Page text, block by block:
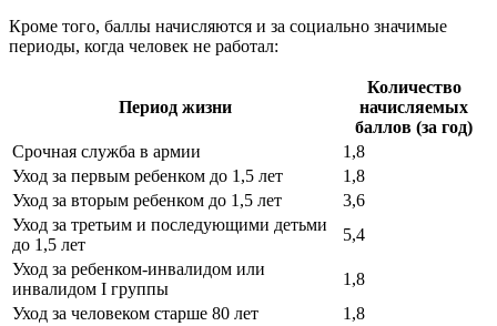
Кроме того, баллы начисляются и за социально значимые
периоды, когда человек не работал:
Период жизни
Количество
начисляемых
баллов (за год)
Срочная служба в армии
1,8
Уход за первым ребенком до 1,5 лет
1,8
Уход за вторым ребенком до 1,5 лет
3,6
Уход за третьим и последующими детьми
до 1,5 лет
5,4
Уход за ребенком-инвалидом или
инвалидом I группы
1,8
Уход за человеком старше 80 лет
1,8